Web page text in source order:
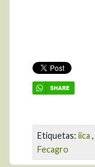
Etiquetas: iica ,
Fecagro